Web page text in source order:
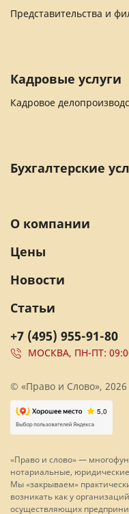
Представительства и
Кадровые услуги
Кадровое
Бухгалтерские
+7 (495) 955-91-80
МОСКВА, ПН-ПТ:
О компании
Цены
Новости
Статьи
© «Право и Слово», 2026
«Право и слово» —
нотариальные,
Мы «закрываем»
возникать как у
осуществляющих